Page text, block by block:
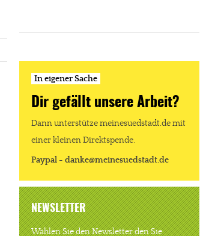
In eigener Sache
Dir gefällt unsere Arbeit?
Dann unterstütze meinesuedstadt.de mit
einer kleinen Direktspende.
Paypal - danke@meinesuedstadt.de
NEWSLETTER
Wählen Sie den Newsletter den Sie